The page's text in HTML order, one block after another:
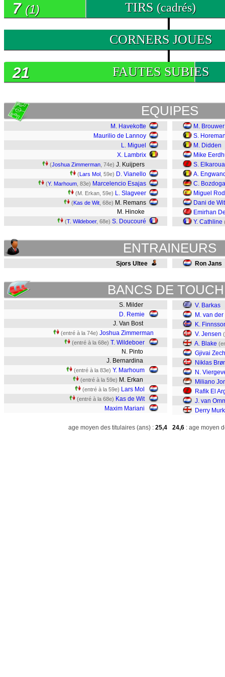
TIRS (cadrés)
7 (1)
CORNERS JOUES
FAUTES SUBIES
21
EQUIPES
M. Havekotte
Maurilio de Lannoy
L. Miguel
X. Lambrix
(Joshua Zimmerman , 74e) J. Kuijpers
(Lars Mol , 59e) D. Vianello
(Y. Marhoum , 83e) Marcelencio Esajas
(M. Erkan, 59e) L. Slagveer
(Kas de Wit , 68e) M. Remans
M. Hinoke
(T. Wildeboer, 68e) S. Doucouré
M. Brouwer
S.
M. Didden
Mike
S.
A.
C.
Miguel
Dani de Wit
Emirhan
Y. Cathline
ENTRAINEURS
Sjors Ultee Ron Jans
BANCS DE
S. Milder
D. Remie
J. Van Bost
(entré à la 74e) Joshua Zimmerman
(entré à la 68e) T. Wildeboer
N. Pinto
J. Bernardina
(entré à la 83e) Y. Marhoum
(entré à la 59e) M. Erkan
(entré à la 59e) Lars Mol
(entré à la 68e) Kas de Wit
Maxim Mariani
V. Barkas
M. van
K.
V. Jensen
A. Blake
Gjivai
Niklas
N.
Miliano
Rafik El
J. van
Derry
age moyen des titulaires (ans) : 25,4 24,6 : age moyen